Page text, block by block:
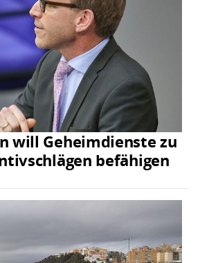
will Geheimdienste zu
befähigen